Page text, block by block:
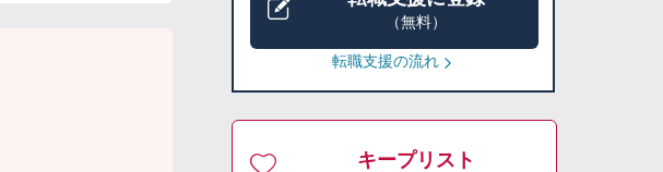
（無料）
転職支援の流れ
キープリスト